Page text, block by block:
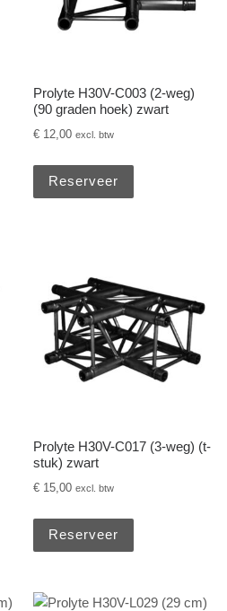
Prolyte H30V-C003 (2-weg)
(90 graden hoek) zwart
€ 12,00 excl. btw
Reserveer
Prolyte H30V-C017 (3-weg) (t-
stuk) zwart
€ 15,00 excl. btw
Reserveer